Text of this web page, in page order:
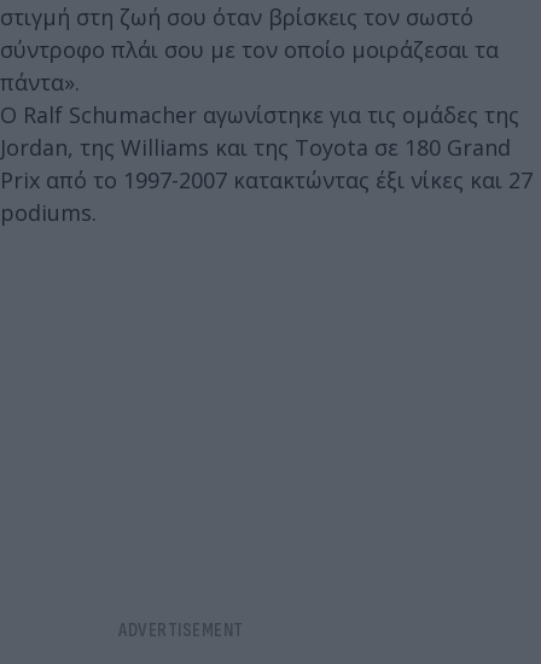
στιγμή στη ζωή σου όταν βρίσκεις τον σωστό
σύντροφο πλάι σου με τον οποίο μοιράζεσαι τα
πάντα».
Ο Ralf Schumacher αγωνίστηκε για τις ομάδες της
Jordan, της Williams και της Toyota σε 180 Grand
Prix από το 1997-2007 κατακτώντας έξι νίκες και 27
podiums.